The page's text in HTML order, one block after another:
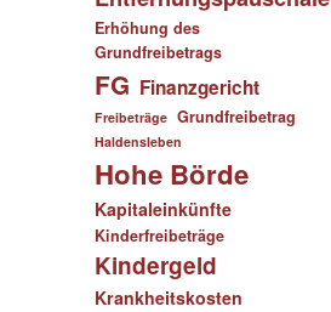
Erhöhung des
Grundfreibetrags
FG Finanzgericht
Freibeträge Grundfreibetrag
Haldensleben
Hohe Börde
Kapitaleinkünfte
Kinderfreibeträge
Kindergeld
Krankheitskosten